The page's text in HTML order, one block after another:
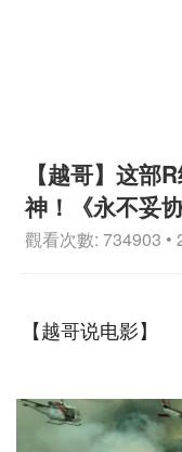
【越哥】这部
神！《永不妥协
觀看次數: 734903 •
【越哥说电影】